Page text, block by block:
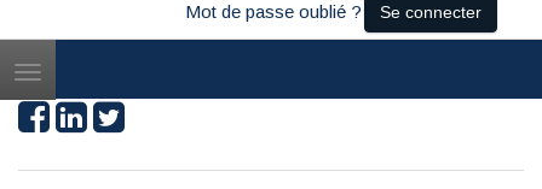
Mot de passe oublié ? Se connecter
Toggle
navigation